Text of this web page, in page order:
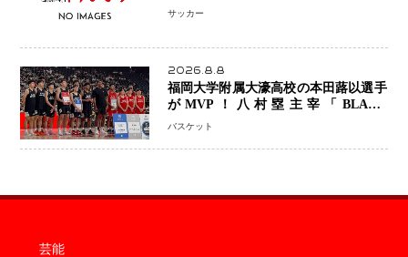
「組織の刷新」誓う
サッカー
2026.8.8
福岡大学附属大濠高校の本田蕗以選手
がMVP！八村塁主宰「BLACK
SAMURAI SUMMIT 2026」で存在
なった」
バスケット
芸能